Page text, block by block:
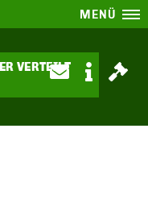
MENÜ
VERTEILT A